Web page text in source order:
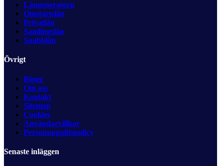
Långeneratorn
Omstartslån
Privatlån
Samlingslån
Snabblån
Övrigt
Blogg
Om oss
Kontakt
Sitemap
Cookies
Användarvillkor
Personuppgiftspolicy
Senaste inläggen